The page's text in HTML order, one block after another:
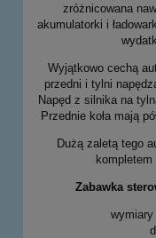
zróżnicowana
akumulatorki i
Wyjątkowo cechą
przedni i tylni
Napęd z silnika na
Przednie koła mają
Dużą zaletą tego
kompletem
Zabawka
wymiary